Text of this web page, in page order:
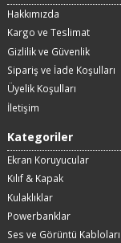
Hakkımızda
Kargo ve Teslimat
Gizlilik ve Güvenlik
Sipariş ve İade Koşulları
Üyelik Koşulları
İletişim
Kategoriler
Ekran Koruyucular
Kılıf & Kapak
Kulaklıklar
Powerbanklar
Ses ve Görüntü Kabloları